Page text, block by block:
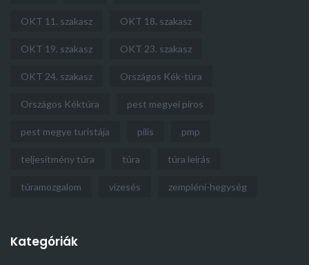
OKT 11. szakasz OKT 18. szakasz
OKT 19. szakasz OKT 23. szakasz
OKT 24. szakasz Országos Kék-túra
Országos Kéktúra pest megyei piros
pest megye turistája pilis pmp
teljesítmény túra túra túra leírás
túramozgalom vízesés zempléni-hegység
Kategóriák